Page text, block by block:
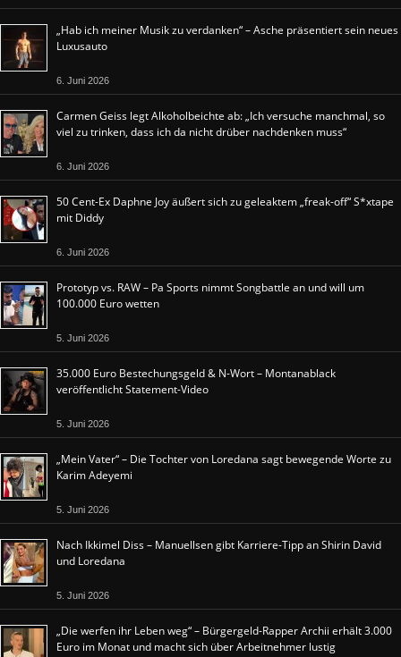
„Hab ich meiner Musik zu verdanken“ – Asche präsentiert sein neues
Luxusauto
6. Juni 2026
Carmen Geiss legt Alkoholbeichte ab: „Ich versuche manchmal, so
viel zu trinken, dass ich da nicht drüber nachdenken muss“
6. Juni 2026
50 Cent-Ex Daphne Joy äußert sich zu geleaktem „freak-off“ S*xtape
mit Diddy
6. Juni 2026
Prototyp vs. RAW – Pa Sports nimmt Songbattle an und will um
100.000 Euro wetten
5. Juni 2026
35.000 Euro Bestechungsgeld & N-Wort – Montanablack
veröffentlicht Statement-Video
5. Juni 2026
„Mein Vater“ – Die Tochter von Loredana sagt bewegende Worte zu
Karim Adeyemi
5. Juni 2026
Nach Ikkimel Diss – Manuellsen gibt Karriere-Tipp an Shirin David
und Loredana
5. Juni 2026
„Die werfen ihr Leben weg“ – Bürgergeld-Rapper Archii erhält 3.000
Euro im Monat und macht sich über Arbeitnehmer lustig